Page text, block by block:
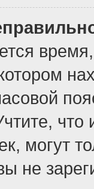
что
могут
не